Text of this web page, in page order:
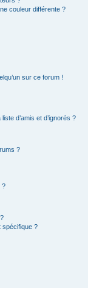
couleur différente ?
sur ce forum !
d’amis et d’ignorés ?
?
?
spécifique ?